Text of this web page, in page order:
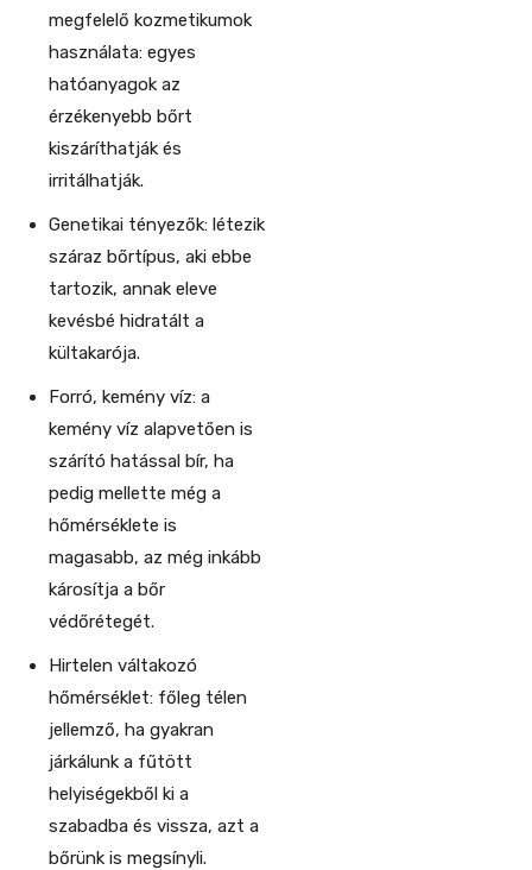
megfelelő kozmetikumok
használata: egyes
hatóanyagok az
érzékenyebb bőrt
kiszáríthatják és
irritálhatják.
Genetikai tényezők: létezik
száraz bőrtípus, aki ebbe
tartozik, annak eleve
kevésbé hidratált a
kültakarója.
Forró, kemény víz: a
kemény víz alapvetően is
szárító hatással bír, ha
pedig mellette még a
hőmérséklete is
magasabb, az még inkább
károsítja a bőr
védőrétegét.
Hirtelen váltakozó
hőmérséklet: főleg télen
jellemző, ha gyakran
járkálunk a fűtött
helyiségekből ki a
szabadba és vissza, azt a
bőrünk is megsínyli.